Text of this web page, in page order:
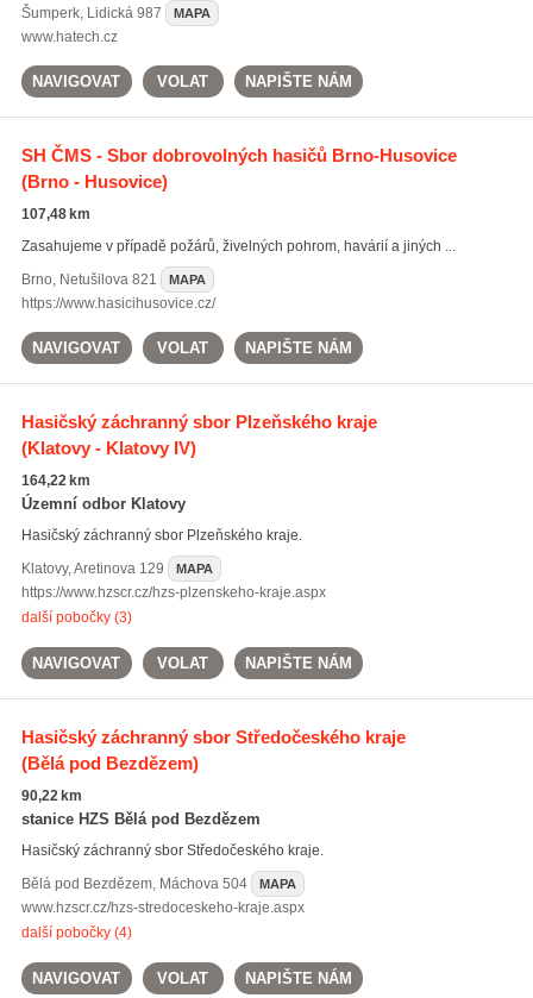
Šumperk, Lidická 987 MAPA
www.hatech.cz
NAVIGOVAT VOLAT NAPIŠTE NÁM
SH ČMS - Sbor dobrovolných hasičů Brno-Husovice
(Brno - Husovice)
107,48 km
Zasahujeme v případě požárů, živelných pohrom, havárií a jiných ...
Brno, Netušilova 821 MAPA
https://www.hasicihusovice.cz/
NAVIGOVAT VOLAT NAPIŠTE NÁM
Hasičský záchranný sbor Plzeňského kraje
(Klatovy - Klatovy IV)
164,22 km
Územní odbor Klatovy
Hasičský záchranný sbor Plzeňského kraje.
Klatovy,Aretinova 129 MAPA
https://www.hzscr.cz/hzs-plzenskeho-kraje.aspx
další pobočky (3)
NAVIGOVAT VOLAT NAPIŠTE NÁM
Hasičský záchranný sbor Středočeského kraje
(Bělá pod Bezdězem)
90,22 km
stanice HZS Bělá pod Bezdězem
Hasičský záchranný sbor Středočeského kraje.
Bělá pod Bezdězem, Máchova 504 MAPA
www.hzscr.cz/hzs-stredoceskeho-kraje.aspx
další pobočky (4)
NAVIGOVAT VOLAT NAPIŠTE NÁM